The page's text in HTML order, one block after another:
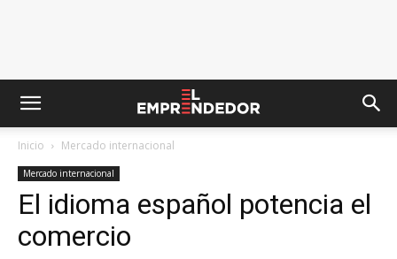
Inicio Mercado internacional
Mercado internacional
El idioma español potencia el
comercio